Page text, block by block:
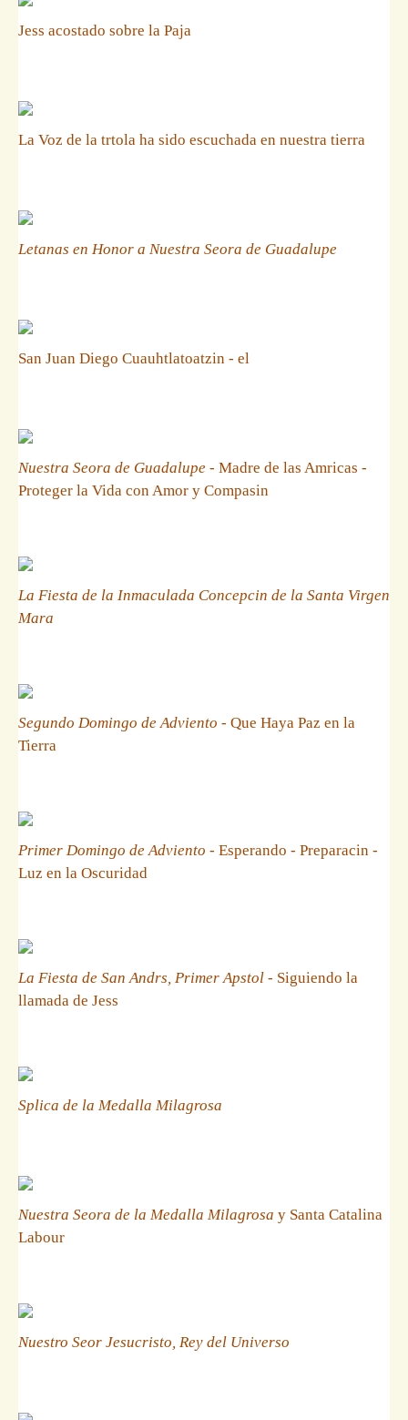
Jess acostado sobre la Paja
La Voz de la trtola ha sido escuchada en nuestra tierra
Letanas en Honor a Nuestra Seora de Guadalupe
San Juan Diego Cuauhtlatoatzin - el
Nuestra Seora de Guadalupe - Madre de las Amricas -
Proteger la Vida con Amor y Compasin
La Fiesta de la Inmaculada Concepcin de la Santa Virgen
Mara
Segundo Domingo de Adviento - Que Haya Paz en la
Tierra
Primer Domingo de Adviento - Esperando - Preparacin -
Luz en la Oscuridad
La Fiesta de San Andrs, Primer Apstol - Siguiendo la
llamada de Jess
Splica de la Medalla Milagrosa
Nuestra Seora de la Medalla Milagrosa y Santa Catalina
Labour
Nuestro Seor Jesucristo, Rey del Universo